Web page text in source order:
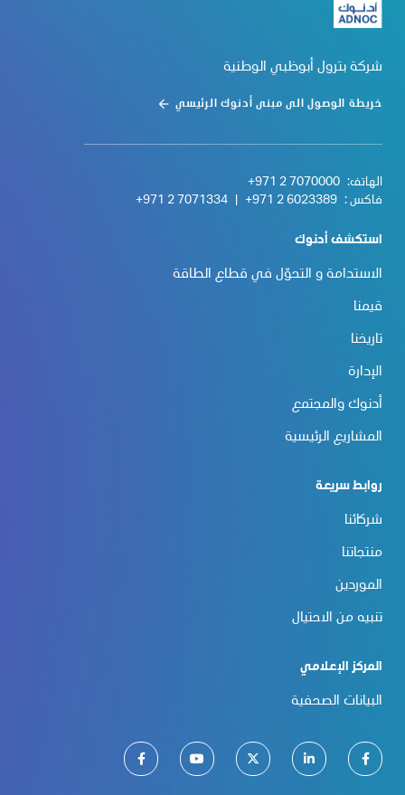
شركة بترول أبوظبي الوطنية
خريطة الوصول الى مبنى أدنوك الرئيسي
الهاتف: +971 2 7070000
فاكس : +971 2 6023389
+971 2 7071334
استكشف أدنوك
الاستدامة و التحوّل في قطاع الطاقة
قيمنا
تاريخنا
الإدارة
أدنوك والمجتمع
المشاريع الرئيسية
روابط سريعة
شركائنا
منتجاتنا
الموردين
تنبيه من الاحتيال
المركز الإعلامي
البيانات الصحفية